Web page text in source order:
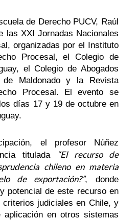
de Derecho PUCV, Raúl
las XXI Jornadas Nacionales
organizadas por el Instituto
Procesal, el Colegio de
el Colegio de Abogados
de Maldonado y la Revista
Procesal. El evento se
días 17 y 19 de octubre en
el profesor Núñez
titulada
“El recurso de
chileno en materia
de exportación?”, donde
potencial de este recurso en
criterios judiciales en Chile, y
aplicación en otros sistemas